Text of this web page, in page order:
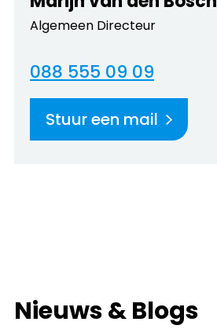
Algemeen Directeur
088 555 09 09
Stuur een mail
Nieuws & Blogs